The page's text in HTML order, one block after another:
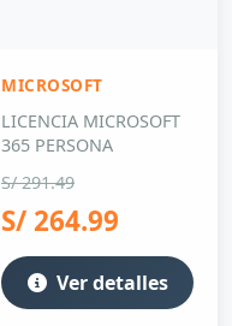
MICROSOFT
LICENCIA MICROSOFT
365 PERSONA
S/ 291.49
S/ 264.99
Ver detalles